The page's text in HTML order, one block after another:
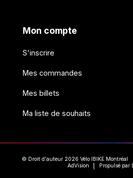
Mon compte
S'inscrire
Mes commandes
Mes billets
Ma liste de souhaits
© Droit d'auteur 2026 Vélo IBIKE Montréal
AdVision
Propulsé par